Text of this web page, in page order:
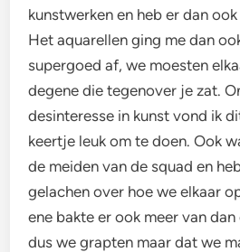
kunstwerken en heb er dan
Het aquarellen ging me dan
supergoed af, we moesten
degene die tegenover je zat.
desinteresse in kunst vond ik
keertje leuk om te doen. Ook
de meiden van de squad en
gelachen over hoe we elkaar
ene bakte er ook meer van
dus we grapten maar dat we